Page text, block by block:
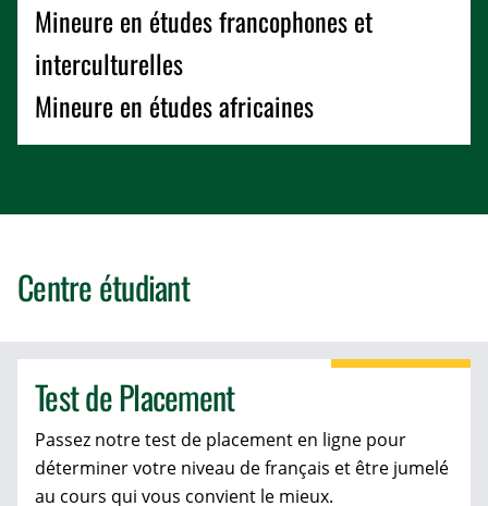
Mineure en études francophones et
interculturelles
Mineure en études africaines
Centre étudiant
Test de Placement
Passez notre test de placement en ligne pour
déterminer votre niveau de français et être jumelé
au cours qui vous convient le mieux.